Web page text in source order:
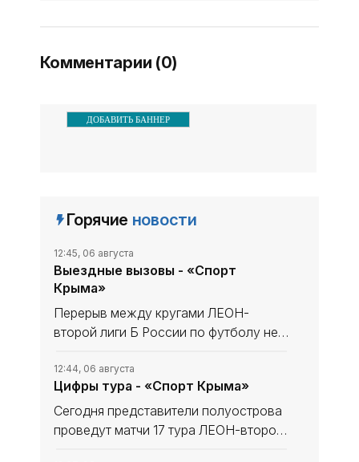
служба Минспорта Крыма.
Комментарии (0)
ДОБАВИТЬ БАННЕР
Горячие новости
12:45, 06 августа
Выездные вызовы - «Спорт
Крыма»
Перерыв между кругами ЛЕОН-
второй лиги Б России по футболу не
уходили в мини-отпуск в статусе
лидера и вышли из него с той же
уверенностью в своих силах, обыграв
12:44, 06 августа
Цифры тура - «Спорт Крыма»
Сегодня представители полуострова
проведут матчи 17 тура ЛЕОН-второй